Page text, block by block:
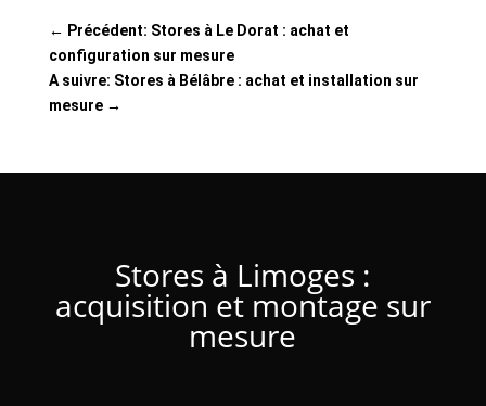
← Précédent: Stores à Le Dorat : achat et
configuration sur mesure
A suivre: Stores à Bélâbre : achat et installation sur
mesure→
Stores à Limoges :
acquisition et montage sur
mesure